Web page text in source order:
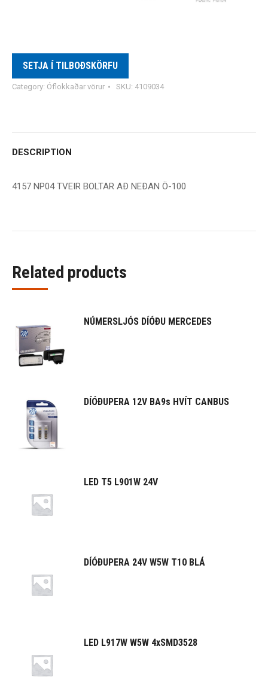
SETJA Í TILBOÐSKÖRFU
Category: Óflokkaðar vörur SKU: 4109034
DESCRIPTION
4157 NP04 TVEIR BOLTAR AÐ NEÐAN Ö-100
Related products
NÚMERSLJÓS DÍÓÐU MERCEDES
DÍÓÐUPERA 12V BA9s HVÍT CANBUS
LED T5 L901W 24V
DÍÓÐUPERA 24V W5W T10 BLÁ
LED L917W W5W 4xSMD3528